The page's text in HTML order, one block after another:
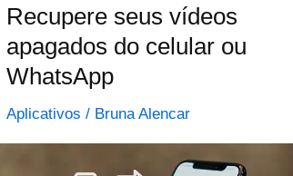
Recupere seus vídeos
apagados do celular ou
WhatsApp
Aplicativos / Bruna Alencar